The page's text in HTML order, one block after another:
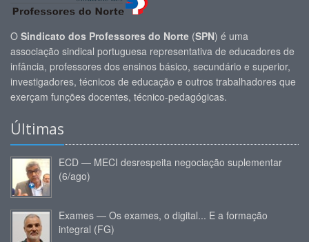
O Sindicato dos Professores do Norte (SPN) é uma
associação sindical portuguesa representativa de educadores de
infância, professores dos ensinos básico, secundário e superior,
investigadores, técnicos de educação e outros trabalhadores que
exerçam funções docentes, técnico-pedagógicas.
Últimas
ECD — MECI desrespeita negociação suplementar
(6/ago)
Exames — Os exames, o digital... E a formação
integral (FG)